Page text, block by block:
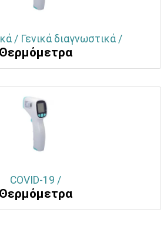
/ Γενικά διαγνωστικά /
Θερμόμετρα
COVID-19 /
Θερμόμετρα